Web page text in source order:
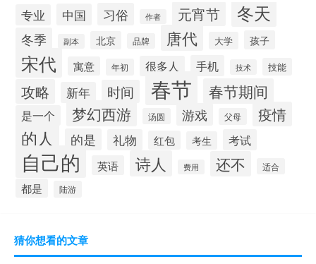
专业 中国 习俗 作者 元宵节 冬天
冬季 副本 北京 品牌 唐代 大学 孩子
宋代 寓意 年初 很多人 手机 技术 技能
攻略 新年 时间 春节 春节期间
是一个 梦幻西游 汤圆 游戏 父母 疫情
的人 的是 礼物 红包 考生 考试
自己的 英语 诗人 费用 还不 适合
都是 陆游
猜你想看的文章